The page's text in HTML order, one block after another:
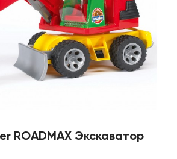
ROADMAX Экскаватор